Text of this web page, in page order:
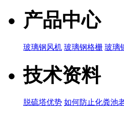
产品中心
玻璃钢风机 玻璃钢格栅 玻璃
技术资料
脱硫塔优势 如何防止化粪池